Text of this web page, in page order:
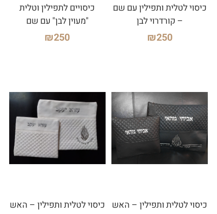
כיסוי לטלית ותפילין עם שם
– קורדרוי לבן
₪250
כיסויים לתפילין וטלית
"מעוין לבן" עם שם
₪250
כיסוי לטלית ותפילין – האש
כיסוי לטלית ותפילין – האש